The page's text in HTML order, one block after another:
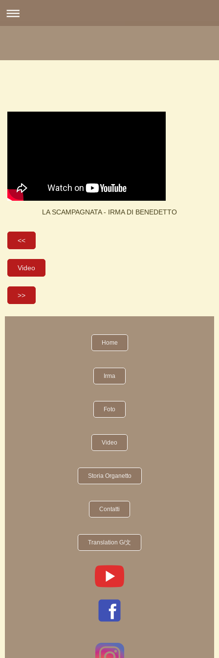
LA SCAMPAGNATA - IRMA DI BENEDETTO
<<
Video
>>
Home
Irma
Foto
Video
Storia Organetto
Contatti
Translation G/文